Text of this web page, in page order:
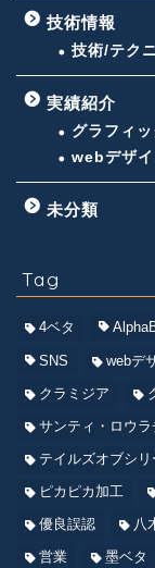
技術情報
技術/テク
実績紹介
グラフィ
webデザイ
未分類
Tag
4ベタ
SNS webデ
クラミジア
サンティ・ロウラ
テイルズオブシリ
ピカピカ加工
優良誤認
八
営業
墨ベタ